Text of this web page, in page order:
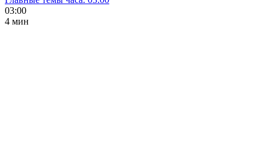
03:00
4 мин